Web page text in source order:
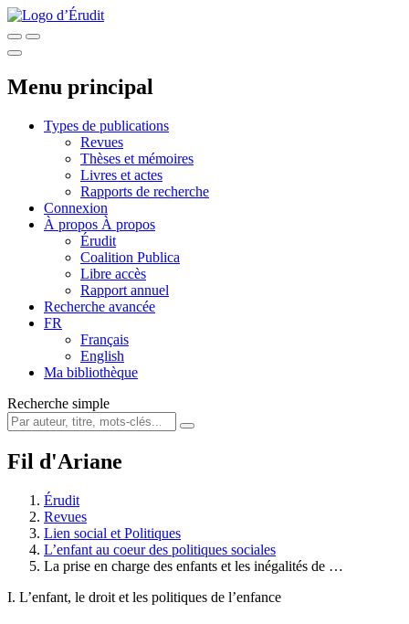
Menu principal
Types de publications
Revues
Thèses et mémoires
Livres et actes
Rapports de recherche
Connexion
À propos À propos
Érudit
Coalition Publica
Libre accès
Rapport annuel
Recherche avancée
FR
Français
English
Ma bibliothèque
Recherche simple
Fil d'Ariane
Érudit
Revues
Lien social et Politiques
L’enfant au coeur des politiques sociales
La prise en charge des enfants et les inégalités de …
I. L’enfant, le droit et les politiques de l’enfance